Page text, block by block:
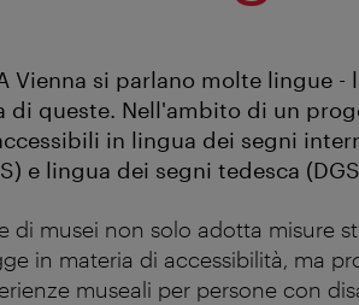
Vienna si parlano molte lingue -
di queste. Nell'ambito di un
in lingua dei segni
e lingua dei segni tedesca
di musei non solo adotta misure
in materia di accessibilità, ma
museali per persone con